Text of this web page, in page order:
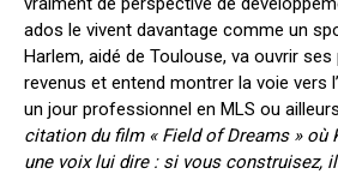
ados le vivent davantage comme un
Harlem, aidé de Toulouse, va ouvrir
revenus et entend montrer la voie vers
un jour professionnel en MLS ou
citation du film « Field of Dreams » où
une voix lui dire : si vous construisez,